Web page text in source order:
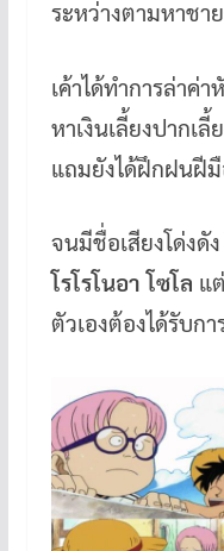
ระหว่างตามหาชา
เค้าได้ทำการล่าค่
หาเงินเลี้ยงปากเลี้
แถมยังได้ฝึกฝนฝีมื
จนมีชื่อเสียงโด่งดั
โรโรโนอา โซโล แ
ตัวเองต้องได้รับก